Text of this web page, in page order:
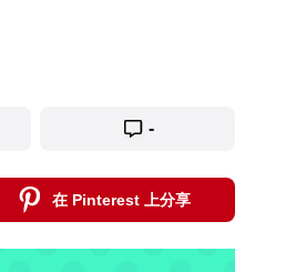
-
在 Pinterest 上分享